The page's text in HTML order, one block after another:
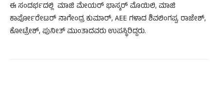
ಈ ಸಂದರ್ಭದಲ್ಲಿ ಮಾಜಿ ಮೇಯರ್‌ ಭಾಸ್ಕರ್‌ ಮೊಯಿಲಿ, ಮಾಜಿ
ಕಾರ್ಪೋರೇಟರ್‌ ನಾಗೇಂದ್ರ ಕುಮಾರ್‌, AEE ಗಳಾದ ಶಿವಲಿಂಗಪ್ಪ, ರಾಜೇಶ್‌,
ಕೋಟ್ರೇಶ್‌, ಪುನೀತ್‌ ಮುಂತಾದವರು ಉಪಸ್ಥಿರಿದ್ದರು.